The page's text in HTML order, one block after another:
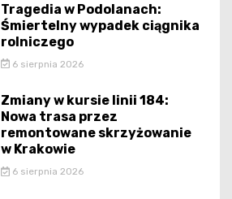
Tragedia w Podolanach:
Śmiertelny wypadek ciągnika
rolniczego
6 sierpnia 2026
Zmiany w kursie linii 184:
Nowa trasa przez
remontowane skrzyżowanie
w Krakowie
6 sierpnia 2026